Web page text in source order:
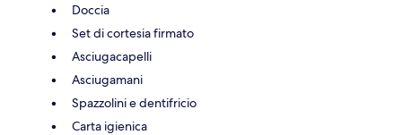
Doccia
Set di cortesia firmato
Asciugacapelli
Asciugamani
Spazzolini e dentifricio
Carta igienica